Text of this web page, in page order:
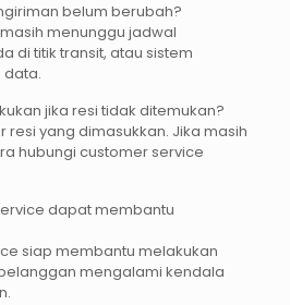
belum berubah?
menunggu jadwal
di titik transit, atau sistem
jika resi tidak ditemukan?
resi yang dimasukkan. Jika masih
hubungi customer service
dapat membantu
siap membantu melakukan
mengalami kendala